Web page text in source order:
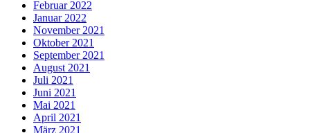
Februar 2022
Januar 2022
November 2021
Oktober 2021
September 2021
August 2021
Juli 2021
Juni 2021
Mai 2021
April 2021
März 2021